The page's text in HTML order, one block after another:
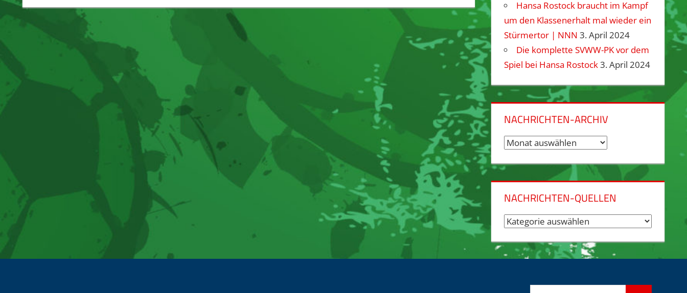
Hansa Rostock braucht im Kampf
um den Klassenerhalt mal wieder ein
Stürmertor | NNN 3. April 2024
Die komplette SVWW-PK vor dem
Spiel bei Hansa Rostock3. April 2024
NACHRICHTEN-ARCHIV
Nachrichten-
NACHRICHTEN-QUELLEN
Nachrichten-